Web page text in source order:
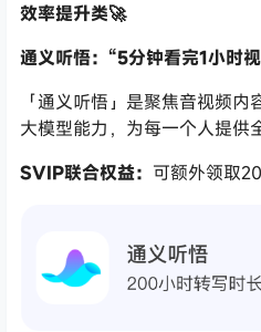
效率提升类🚀
通义听悟：“5分钟看完1小时
「通义听悟」是聚焦音视频
大模型能力，为每一个人提供
SVIP联合权益： 可额外领取